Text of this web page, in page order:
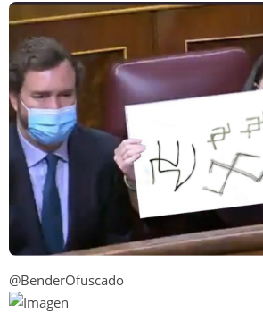
@BenderOfuscado